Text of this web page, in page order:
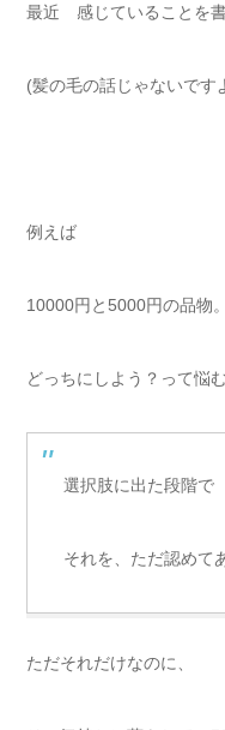
最近 感じていることを書
(髪の毛の話じゃないで
例えば
10000円と5000円の品物。
どっちにしよう？って悩む
選択肢に出た段階で
それを、ただ認めて
ただそれだけなのに、